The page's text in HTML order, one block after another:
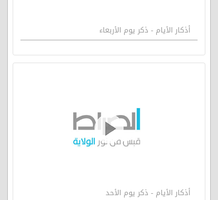
أذكار الأيام - ذكر يوم الأربعاء
أذكار الأيام - ذكر يوم الأحد